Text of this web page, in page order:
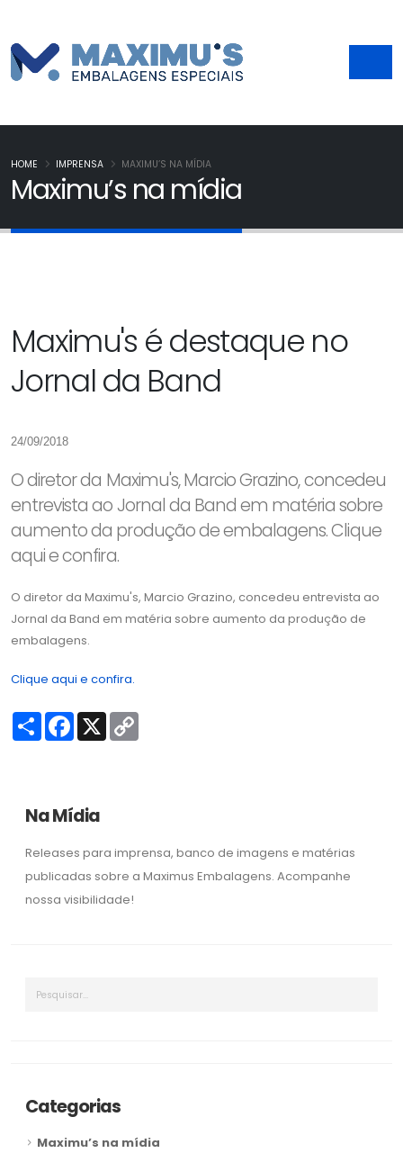
Maximu’s na mídia
HOME IMPRENSA MAXIMU’S NA MÍDIA
Maximu's é destaque no
Jornal da Band
24/09/2018
O diretor da Maximu's, Marcio Grazino, concedeu
entrevista ao Jornal da Band em matéria sobre
aumento da produção de embalagens. Clique
aqui e confira.
O diretor da Maximu's, Marcio Grazino, concedeu entrevista ao
Jornal da Band em matéria sobre aumento da produção de
embalagens.
Clique aqui e confira.
S
F
o
k
X
Na Mídia
Releases para imprensa, banco de imagens e matérias
publicadas sobre a Maximus Embalagens. Acompanhe
nossa visibilidade!
Categorias
Maximu’s na mídia